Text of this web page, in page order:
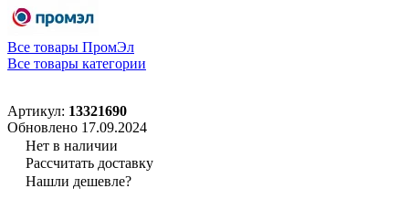
Все товары ПромЭл
Все товары категории
Артикул: 13321690
Обновлено 17.09.2024
Нет в наличии
Рассчитать доставку
Нашли дешевле?